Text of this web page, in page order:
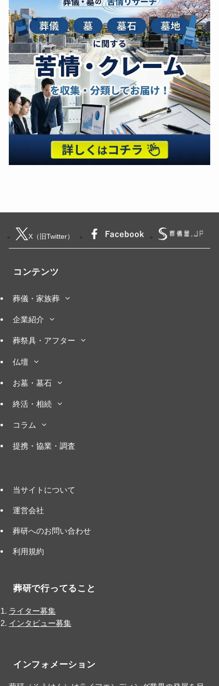
X（旧Twitter）
コンテンツ
葬儀・家族葬
企業紹介
葬祭具・アフター
仏壇
お墓・墓石
終活・相続
コラム
提携・協業・調査
当サイトについて
運営会社
葬研へのお問い合わせ
利用規約
葬研で行ってること
ライター募集
インタビュー募集
インフォメーション